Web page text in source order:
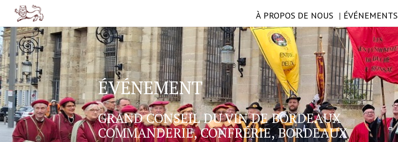
À PROPOS DE NOUS ÉVÉNEMENTS
ÉVÉNEMENT
GRAND CONSEIL DU VIN DE BORDEAUX
COMMANDERIE, CONFRÉRIE, BORDEAUX
FR EN